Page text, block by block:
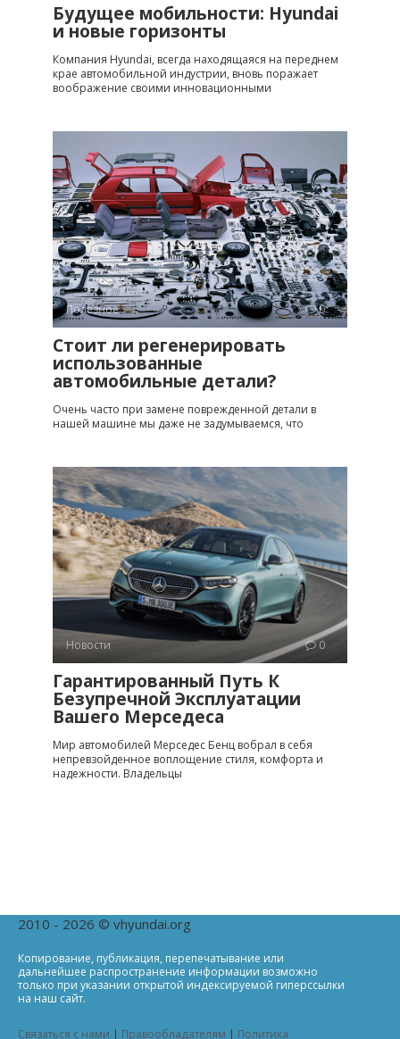
Будущее мобильности: Hyundai
и новые горизонты
Компания Hyundai, всегда находящаяся на переднем
крае автомобильной индустрии, вновь поражает
воображение своими инновационными
Полезное 0
Стоит ли регенерировать
использованные
автомобильные детали?
Очень часто при замене поврежденной детали в
нашей машине мы даже не задумываемся, что
Новости 0
Гарантированный Путь К
Безупречной Эксплуатации
Вашего Мерседеса
Мир автомобилей Мерседес Бенц вобрал в себя
непревзойденное воплощение стиля, комфорта и
надежности. Владельцы
2010 - 2026 © vhyundai.org
Копирование, публикация, перепечатывание или
дальнейшее распространение информации возможно
только при указании открытой индексируемой гиперссылки
на наш сайт.
Связаться с нами | Правообладателям | Политика